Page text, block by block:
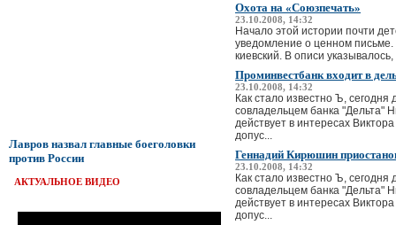
Лавров назвал главные боеголовки
против России
АКТУАЛЬНОЕ ВИДЕО
Охота на «Союзпечать»
23.10.2008, 14:32
Начало этой истории почти
уведомление о ценном письме.
киевский. В описи
Проминвестбанк входит в
23.10.2008, 14:32
Как стало известно Ъ,
совладельцем банка "Дельта"
действует в интересах
допус...
Геннадий Кирюшин
23.10.2008, 14:32
Как стало известно Ъ,
совладельцем банка "Дельта"
действует в интересах
допус...